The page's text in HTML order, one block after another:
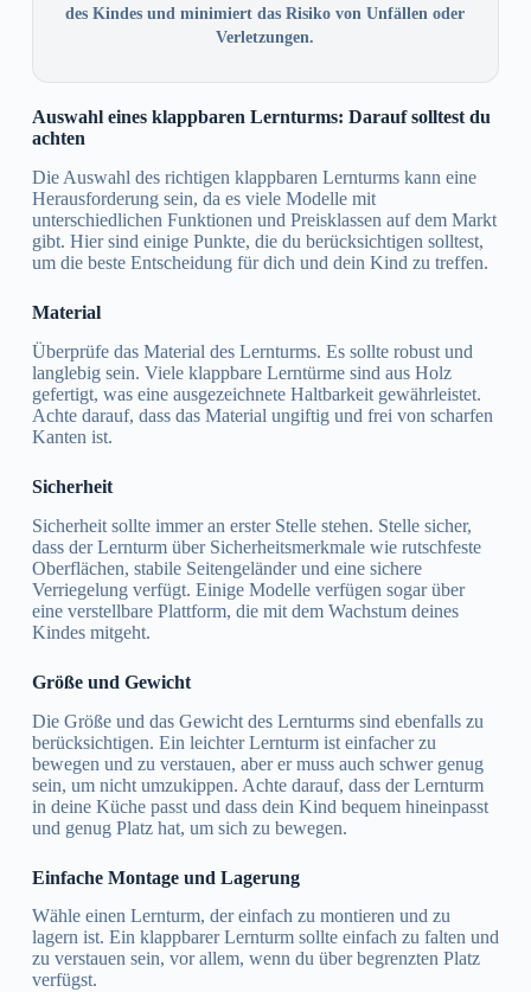
des Kindes und minimiert das Risiko von Unfällen oder
Verletzungen.
Auswahl eines klappbaren Lernturms: Darauf solltest du
achten
Die Auswahl des richtigen klappbaren Lernturms kann eine
Herausforderung sein, da es viele Modelle mit
unterschiedlichen Funktionen und Preisklassen auf dem Markt
gibt. Hier sind einige Punkte, die du berücksichtigen solltest,
um die beste Entscheidung für dich und dein Kind zu treffen.
Material
Überprüfe das Material des Lernturms. Es sollte robust und
langlebig sein. Viele klappbare Lerntürme sind aus Holz
gefertigt, was eine ausgezeichnete Haltbarkeit gewährleistet.
Achte darauf, dass das Material ungiftig und frei von scharfen
Kanten ist.
Sicherheit
Sicherheit sollte immer an erster Stelle stehen. Stelle sicher,
dass der Lernturm über Sicherheitsmerkmale wie rutschfeste
Oberflächen, stabile Seitengeländer und eine sichere
Verriegelung verfügt. Einige Modelle verfügen sogar über
eine verstellbare Plattform, die mit dem Wachstum deines
Kindes mitgeht.
Größe und Gewicht
Die Größe und das Gewicht des Lernturms sind ebenfalls zu
berücksichtigen. Ein leichter Lernturm ist einfacher zu
bewegen und zu verstauen, aber er muss auch schwer genug
sein, um nicht umzukippen. Achte darauf, dass der Lernturm
in deine Küche passt und dass dein Kind bequem hineinpasst
und genug Platz hat, um sich zu bewegen.
Einfache Montage und Lagerung
Wähle einen Lernturm, der einfach zu montieren und zu
lagern ist. Ein klappbarer Lernturm sollte einfach zu falten und
zu verstauen sein, vor allem, wenn du über begrenzten Platz
verfügst.